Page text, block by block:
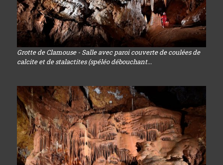
Grotte de Clamouse - Salle avec paroi couverte de coulées de
calcite et de stalactites (spéléo débouchant...